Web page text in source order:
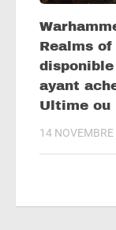
Realms
ayant
Ultime ou
14